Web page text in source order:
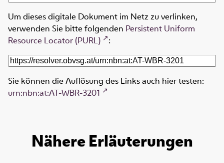
Um dieses digitale Dokument im Netz zu verlinken,
verwenden Sie bitte folgenden Persistent Uniform
Resource Locator (PURL)
:
Sie können die Auflösung des Links auch hier testen:
urn:nbn:at:AT-WBR-3201
Nähere Erläuterungen